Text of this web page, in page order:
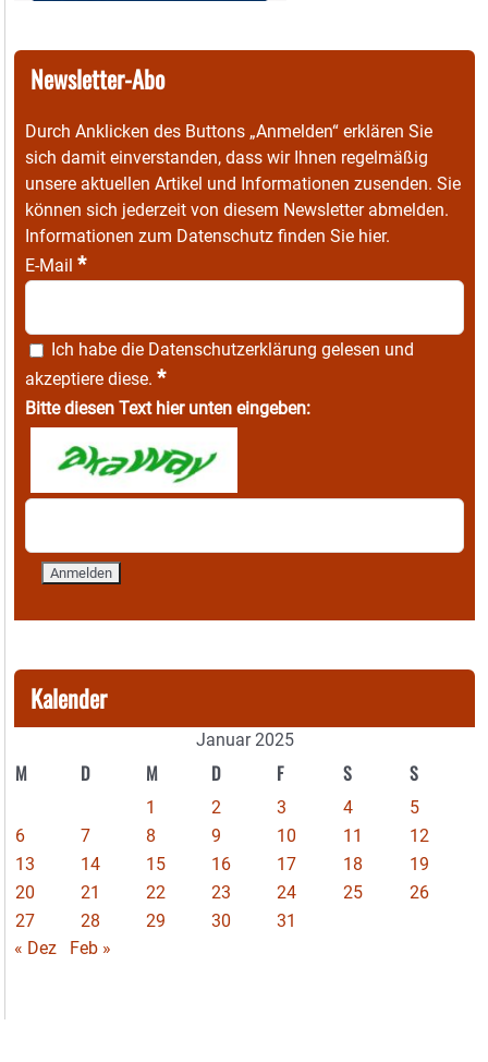
Newsletter-Abo
Durch Anklicken des Buttons „Anmelden“ erklären Sie
sich damit einverstanden, dass wir Ihnen regelmäßig
unsere aktuellen Artikel und Informationen zusenden. Sie
können sich jederzeit von diesem Newsletter abmelden.
Informationen zum Datenschutz finden Sie hier.
E-Mail *
Ich habe die Datenschutzerklärung gelesen und
akzeptiere diese. *
Bitte diesen Text hier unten eingeben:
Kalender
Januar 2025
M D M D F S S
1 2 3 4
5
6
7 8 9 10 11
12
13
14 15 16 17 18
19
20
21 22 23 24 25
26
27
28 29 30
31
« Dez
Feb »